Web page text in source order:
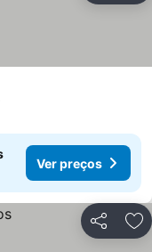
Ver preços
Ver preços
Partilhar